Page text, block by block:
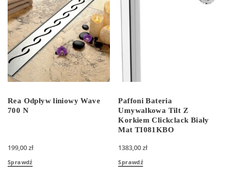
Rea Odpływ liniowy Wave
700 N
199,00zł
Sprawdź
Paffoni Bateria
Umywalkowa Tilt Z
Korkiem Clickclack Biały
Mat TI081KBO
1383,00zł
Sprawdź